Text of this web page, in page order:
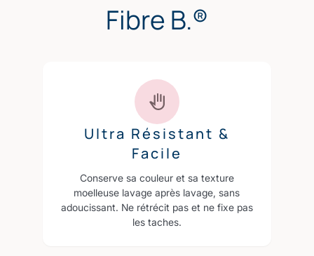
Fibre B.®
Ultra Résistant &
Facile
Conserve sa couleur et sa texture
moelleuse lavage après lavage, sans
adoucissant. Ne rétrécit pas et ne fixe pas
les taches.